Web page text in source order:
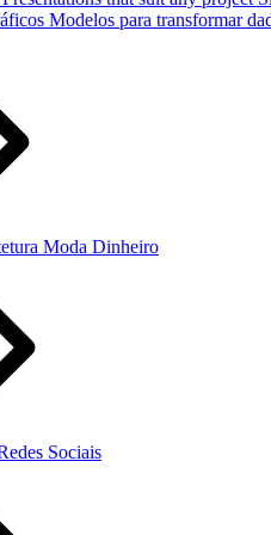
Modelos para transformar
Moda Dinheiro
Sociais